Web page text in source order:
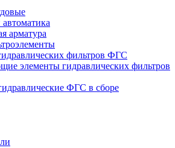
арматура
фильтров ФГС
элементы гидравлических фильтров
ФГС в сборе